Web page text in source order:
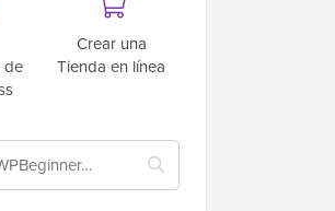
de
Crear una
Tienda en línea